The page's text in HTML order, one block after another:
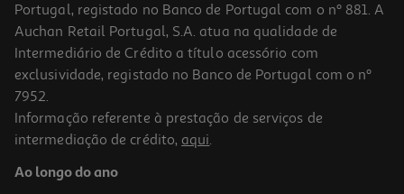
Portugal, registado no Banco de Portugal com o nº 881. A
Auchan Retail Portugal, S.A. atua na qualidade de
Intermediário de Crédito a título acessório com
exclusividade, registado no Banco de Portugal com o nº
7952.
Informação referente à prestação de serviços de
intermediação de crédito, aqui.
Ao longo do ano